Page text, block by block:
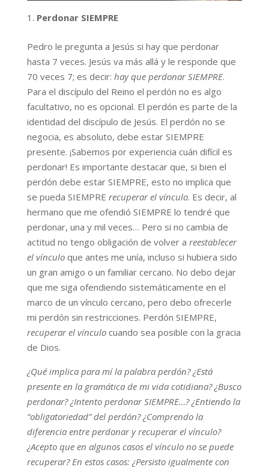
Perdonar SIEMPRE
Pedro le pregunta a Jesús si hay que perdonar
hasta 7 veces. Jesús va más allá y le responde que
70 veces 7; es decir: hay que perdonar SIEMPRE.
Para el discípulo del Reino el perdón no es algo
facultativo, no es opcional. El perdón es parte de la
identidad del discípulo de Jesús. El perdón no se
negocia, es absoluto, debe estar SIEMPRE
presente. ¡Sabemos por experiencia cuán difícil es
perdonar! Es importante destacar que, si bien el
perdón debe estar SIEMPRE, esto no implica que
se pueda SIEMPRE recuperar el vínculo. Es decir, al
hermano que me ofendió SIEMPRE lo tendré que
perdonar, una y mil veces… Pero si no cambia de
actitud no tengo obligación de volver a reestablecer
el vínculoque antes me unía, incluso si hubiera sido
un gran amigo o un familiar cercano. No debo dejar
que me siga ofendiendo sistemáticamente en el
marco de un vínculo cercano, pero debo ofrecerle
mi perdón sin restricciones. Perdón SIEMPRE,
recuperar el vínculocuando sea posible con la gracia
de Dios.
¿Qué implica para mí la palabra perdón? ¿Está
presente en la gramática de mi vida cotidiana? ¿Busco
perdonar? ¿Intento perdonar SIEMPRE…? ¿Entiendo la
“obligatoriedad” del perdón? ¿Comprendo la
diferencia entre perdonar y recuperar el vínculo?
¿Acepto que en algunos casos el vínculo no se puede
recuperar? En estos casos: ¿Persisto igualmente con